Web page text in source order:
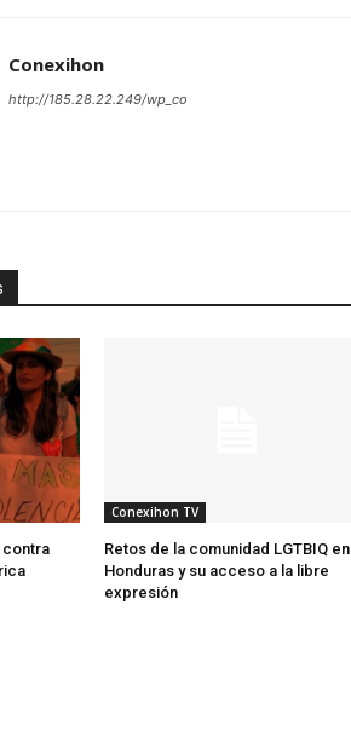
Conexihon
http://185.28.22.249/wp_co
contra
Conexihon TV
Retos de la comunidad LGTBIQ en
Honduras y su acceso a la libre
expresión